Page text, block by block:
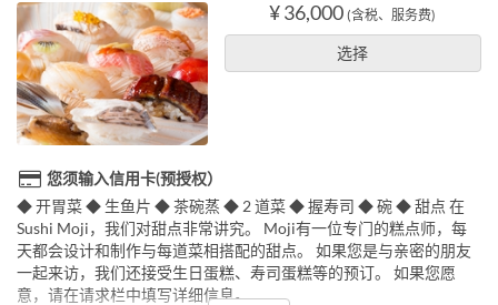
¥ 36,000 (含税、服务费)
选择
您须输入信用卡(预授权）
◆ 开胃菜 ◆ 生鱼片 ◆ 茶碗蒸 ◆ 2 道菜 ◆ 握寿司 ◆ 碗 ◆ 甜点 在
Sushi Moji，我们对甜点非常讲究。 Moji有一位专门的糕点师，每
天都会设计和制作与每道菜相搭配的甜点。 如果您是与亲密的朋友
一起来访，我们还接受生日蛋糕、寿司蛋糕等的预订。 如果您愿
意，请在请求栏中填写详细信息。